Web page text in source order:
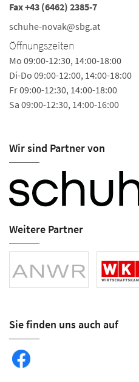
Fax +43 (6462) 2385-7
schuhe-novak@sbg.at
Öffnungszeiten
Mo 09:00-12:30, 14:00-18:00
Di-Do 09:00-12:00, 14:00-18:00
Fr 09:00-12:30, 14:00-18:00
Sa 09:00-12:30, 14:00-16:00
Wir sind Partner von
Weitere Partner
Sie finden uns auch auf